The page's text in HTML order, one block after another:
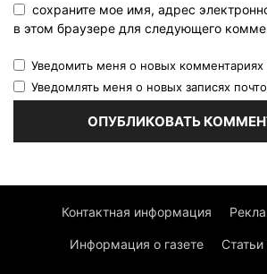
сохраните мое имя, адрес
в этом браузере для следующего
Уведомить меня о новых комментариях
Уведомлять меня о новых записях
Контактная информация
Информация о газете